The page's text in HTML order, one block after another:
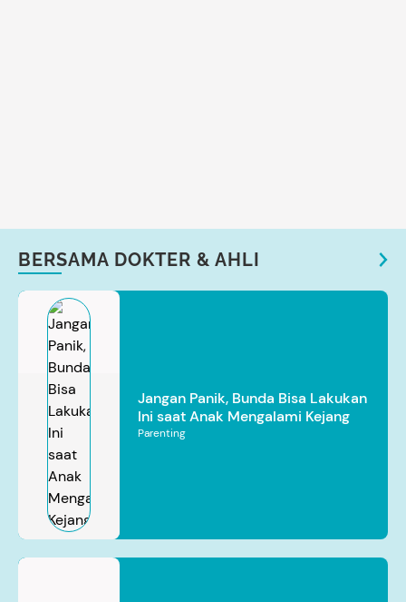
BERSAMA DOKTER & AHLI
Jangan Panik, Bunda Bisa Lakukan
Ini saat Anak Mengalami Kejang
Parenting